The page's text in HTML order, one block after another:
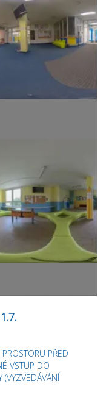
PŘED
VSTUP DO
(VYZVEDÁVÁNÍ